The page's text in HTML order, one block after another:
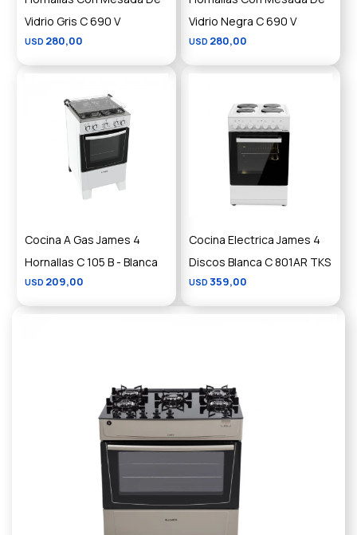
Vidrio Gris C 690 V
USD 280,00
Vidrio Negra C 690 V
USD 280,00
Cocina A Gas James 4
Hornallas C 105 B - Blanca
USD 209,00
Cocina Electrica James 4
Discos Blanca C 801AR TKS
USD 359,00